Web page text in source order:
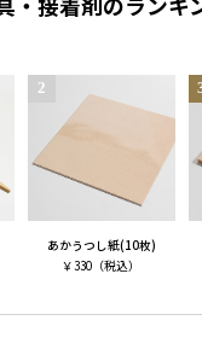
あかうつし紙(10枚)
￥330 （税込）